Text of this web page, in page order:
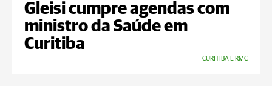
Gleisi cumpre agendas com
ministro da Saúde em
Curitiba
CURITIBA E RMC